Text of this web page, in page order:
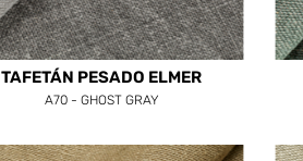
TAFETÁN PESADO ELMER
A70 - GHOST GRAY